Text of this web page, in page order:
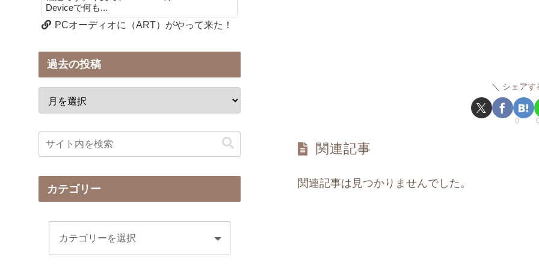
シェアす
0
関連記事
関連記事は見つかりませんでした。
Deviceで何も...
PCオーディオに（ART）がやって来た！
過去の投稿
カテゴリー